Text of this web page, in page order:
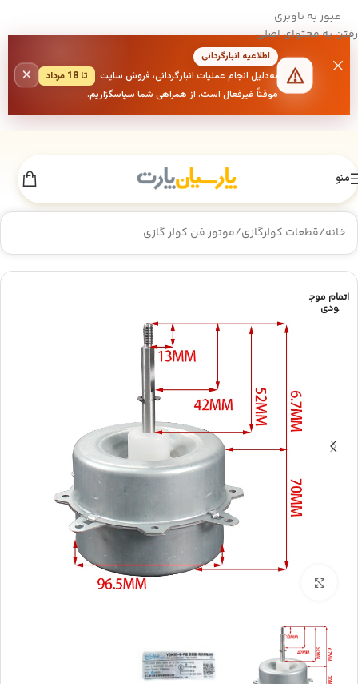
عبور به ناوبری
رفتن به محتوای اصلی
اطلاعیه انبارگردانی
به‌دلیل انجام عملیات انبارگردانی، فروش سایت
تا 18 مرداد
موقتاً غیرفعال است. از همراهی شما سپاسگزاریم.
×
منو
خانه/قطعات کولرگازی/موتور فن کولر گازی
اتمام موج
ودی